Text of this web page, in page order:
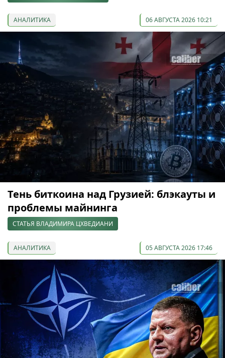
АНАЛИТИКА 06 АВГУСТА 2026 10:21
Тень биткоина над Грузией: блэкауты и
проблемы майнинга
СТАТЬЯ ВЛАДИМИРА ЦХВЕДИАНИ
АНАЛИТИКА 05 АВГУСТА 2026 17:46